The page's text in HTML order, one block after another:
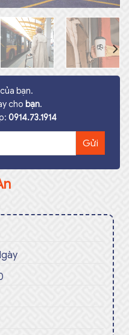
của bạn.
cho bạn.
0914.73.1914